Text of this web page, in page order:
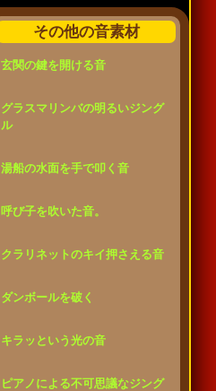
その他の音素材
玄関の鍵を開ける音
グラスマリンバの明るいジング
ル
湯船の水面を手で叩く音
呼び子を吹いた音。
クラリネットのキイ押さえる音
ダンボールを破く
キラッという光の音
ピアノによる不可思議なジング